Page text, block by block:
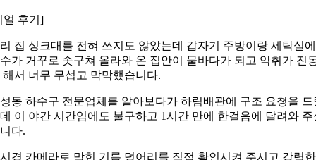
얼 후기]
집 싱크대를 전혀 쓰지도 않았는데 갑자기 주방이랑 세탁실
가 거꾸로 솟구쳐 올라와 온 집안이 물바다가 되고 악취가 진
해서 너무 무섭고 막막했습니다.
동 하수구 전문업체를 알아보다가 하림배관에 구조 요청을 드
이 야간 시간임에도 불구하고 1시간 만에 한걸음에 달려와 주
다.
경 카메라로 막힌 기름 덩어리를 직접 확인시켜 주시고 강력한